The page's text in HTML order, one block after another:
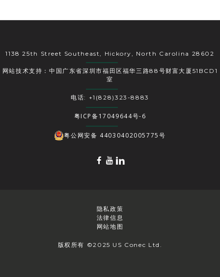
1138 25th Street Southeast, Hickory, North Carolina 28602
网站技术支持：中国广东省深圳市福田区福华三路88号财富大厦51BCD1
室
电话: +1(828)323-8883
粤ICP备17049644号-6
粤公网安备 44030402005775号
版权所有 ©2025 US Conec Ltd.
隐私政策
法律信息
网站地图